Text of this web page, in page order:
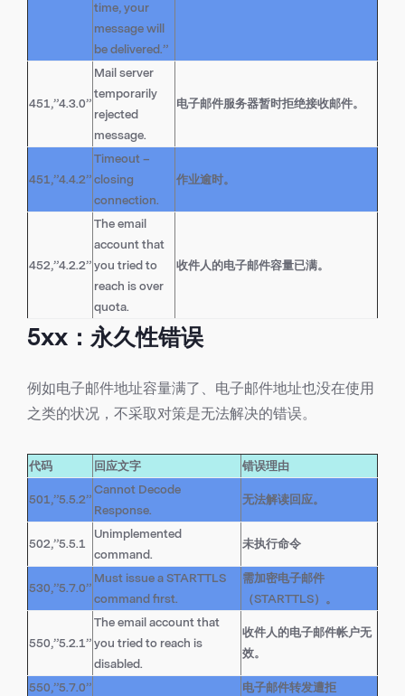
time, your
message will
be delivered.”
451,”4.3.0”
Mail server
temporarily
rejected
message.
电子邮件服务器暂时拒绝接收邮件。
451,”4.4.2”
Timeout –
closing
connection.
作业逾时。
452,”4.2.2”
The email
account that
you tried to
reach is over
quota.
收件人的电子邮件容量已满。
5xx：永久性错误
例如电子邮件地址容量满了、电子邮件地址也没在使用
之类的状况，不采取对策是无法解决的错误。
代码 回应文字 错误理由
501,”5.5.2”
Cannot Decode
Response.
无法解读回应。
502,”5.5.1
Unimplemented
command.
未执行命令
530,”5.7.0”
Must issue a STARTTLS
command first.
需加密电子邮件
（STARTTLS）。
550,”5.2.1”
The email account that
you tried to reach is
disabled.
收件人的电子邮件帐户无
效。
550,”5.7.0”
电子邮件转发遭拒